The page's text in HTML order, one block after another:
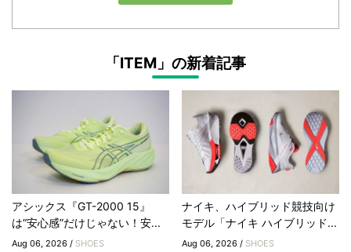
「ITEM」の新着記事
アシックス『GT-2000 15』
は“安心感”だけじゃない！安...
Aug 06, 2026 / SHOES
ナイキ、ハイブリッド競技向け
モデル「ナイキ ハイブリッド...
Aug 06, 2026 / SHOES